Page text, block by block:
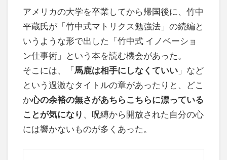
アメリカの大学を卒業してから帰国後に、竹中
平蔵氏が「竹中式マトリクス勉強法」の続編と
いうような形で出した「竹中式 イノベーショ
ン仕事術」という本を読む機会があった。
そこには、「馬鹿は相手にしなくていい 」など
という過激なタイトルの章があったりと、どこ
か心の余裕の無さがあちらこちらに漂っている
ことが気になり 、呪縛から開放された自分の心
には響かないものが多くあった。